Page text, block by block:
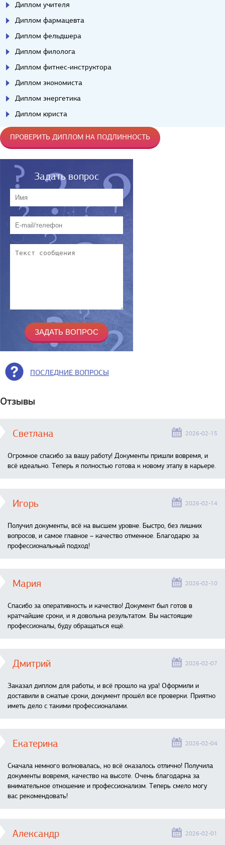
Диплом учителя
Диплом фармацевта
Диплом фельдшера
Диплом филолога
Диплом фитнес-инструктора
Диплом экономиста
Диплом энергетика
Диплом юриста
ПРОВЕРИТЬ ДИПЛОМ НА ПОДЛИННОСТЬ
Задать вопрос
ПОСЛЕДНИЕ ВОПРОСЫ
Отзывы
Светлана 2026-02-15
Огромное спасибо за вашу работу! Документы пришли вовремя, и
всё идеально. Теперь я полностью готова к новому этапу в карьере.
Игорь 2026-02-14
Получил документы, всё на высшем уровне. Быстро, без лишних
вопросов, и самое главное – качество отменное. Благодарю за
профессиональный подход!
Мария 2026-02-10
Спасибо за оперативность и качество! Документ был готов в
кратчайшие сроки, и я довольна результатом. Вы настоящие
профессионалы, буду обращаться ещё.
Дмитрий 2026-02-07
Заказал диплом для работы, и всё прошло на ура! Оформили и
доставили в сжатые сроки, документ прошёл все проверки. Приятно
иметь дело с такими профессионалами.
Екатерина 2026-02-04
Сначала немного волновалась, но всё оказалось отлично! Получила
документы вовремя, качество на высоте. Очень благодарна за
внимательное отношение и профессионализм. Теперь смело могу
вас рекомендовать!
Александр 2026-02-01